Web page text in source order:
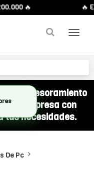
🔥 🔥
asesoramiento
a tu empresa con
tus necesidades.
De Pc